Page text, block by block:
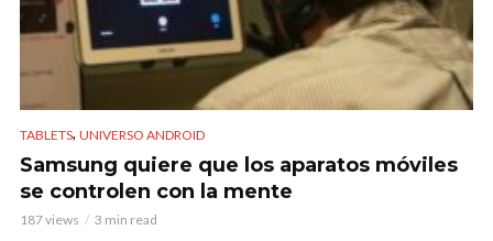
TABLETS, UNIVERSO ANDROID
Samsung quiere que los aparatos móviles
se controlen con la mente
187 views 3 min read